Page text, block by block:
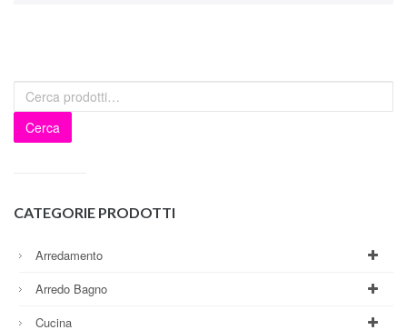
Cerca
CATEGORIE PRODOTTI
Arredamento
Arredo Bagno
Cucina